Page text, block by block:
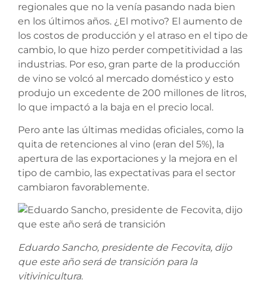
regionales que no la venía pasando nada bien
en los últimos años. ¿El motivo? El aumento de
los costos de producción y el atraso en el tipo de
cambio, lo que hizo perder competitividad a las
industrias. Por eso, gran parte de la producción
de vino se volcó al mercado doméstico y esto
produjo un excedente de 200 millones de litros,
lo que impactó a la baja en el precio local.
Pero ante las últimas medidas oficiales, como la
quita de retenciones al vino (eran del 5%), la
apertura de las exportaciones y la mejora en el
tipo de cambio, las expectativas para el sector
cambiaron favorablemente.
Eduardo Sancho, presidente de Fecovita, dijo
que este año será de transición para la
vitivinicultura.